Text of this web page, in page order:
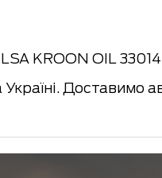
KROON OIL
Доставимо